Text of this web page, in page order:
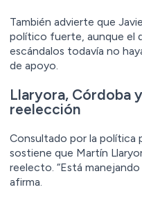
También advierte que
político fuerte, aunque el
escándalos todavía no
de apoyo.
Llaryora, Córdoba
reelección
Consultado por la política
sostiene que Martín
reelecto. “Está
afirma.